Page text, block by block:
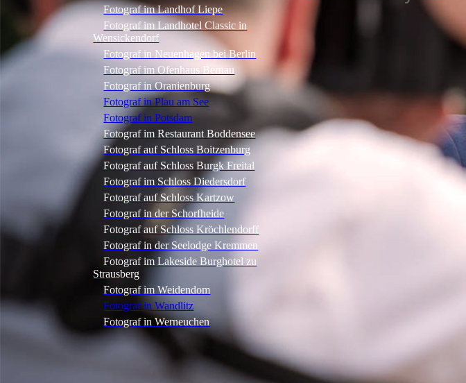
Fotograf im Landhof Liepe
Fotograf im Landhotel Classic in
Wensickendorf
Fotograf in Neuenhagen bei Berlin
Fotograf im Ofenhaus Bernau
Fotograf in Oranienburg
Fotograf in Plau am See
Fotograf in Potsdam
Fotograf im Restaurant Boddensee
Fotograf auf Schloss Boitzenburg
Fotograf auf Schloss Burgk Freital
Fotograf im Schloss Diedersdorf
Fotograf auf Schloss Kartzow
Fotograf in der Schorfheide
Fotograf auf Schloss Kröchlendorff
Fotograf in der Seelodge Kremmen
Fotograf im Lakeside Burghotel zu
Strausberg
Fotograf im Weidendom
Fotograf in Wandlitz
Fotograf in Werneuchen